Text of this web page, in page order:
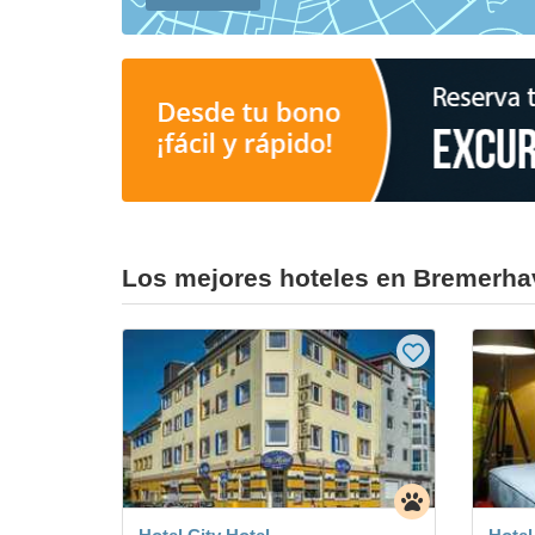
Los mejores hoteles en